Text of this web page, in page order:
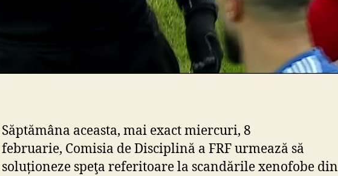
Săptămâna aceasta, mai exact miercuri, 8
februarie, Comisia de Disciplină a FRF urmează să
soluționeze speţa referitoare la scandările xenofobe din